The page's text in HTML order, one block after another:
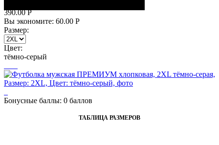
390.00 Р
Вы экономите: 60.00 Р
Размер:
Цвет:
тёмно-серый
Бонусные баллы: 0 баллов
ТАБЛИЦА РАЗМЕРОВ